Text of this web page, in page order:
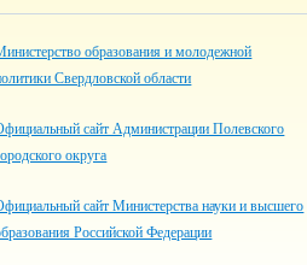
образования и молодежной
Свердловской области
сайт Администрации Полевского
округа
сайт Министерства науки и высшего
Российской Федерации